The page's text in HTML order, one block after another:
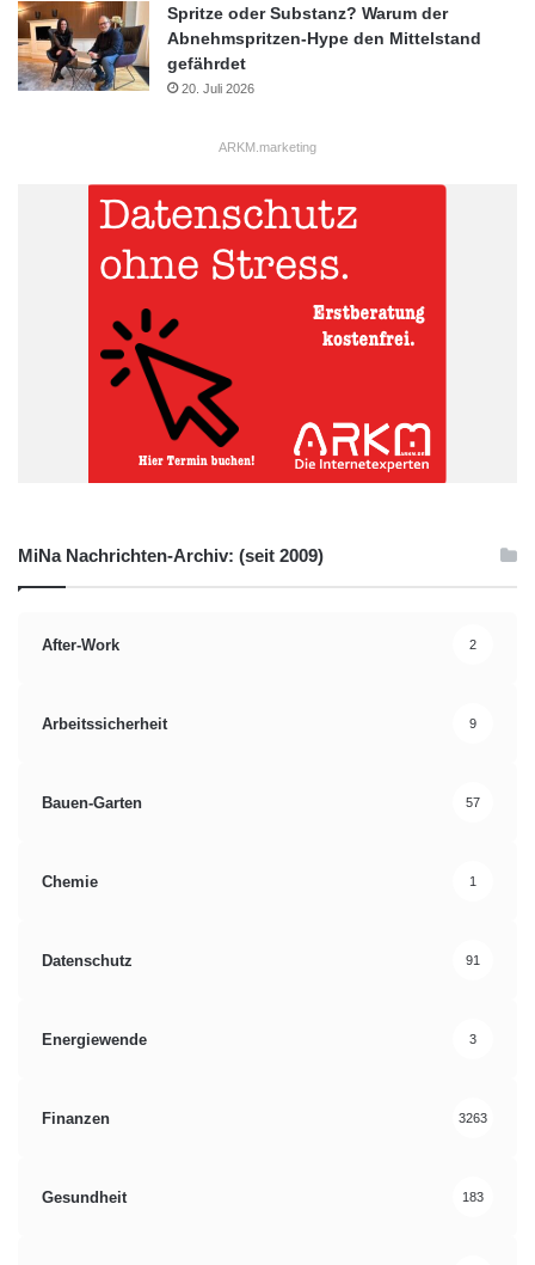
Spritze oder Substanz? Warum der
Abnehmspritzen-Hype den Mittelstand
gefährdet
20. Juli 2026
ARKM.marketing
MiNa Nachrichten-Archiv: (seit 2009)
After-Work 2
Arbeitssicherheit 9
Bauen-Garten 57
Chemie 1
Datenschutz 91
Energiewende 3
Finanzen 3263
Gesundheit 183